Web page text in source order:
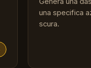
una specifica
scura.